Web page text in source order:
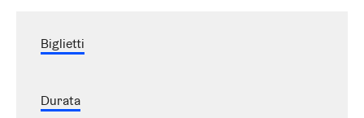
Biglietti
Durata